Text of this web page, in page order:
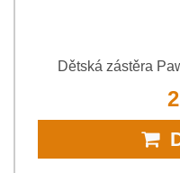
Dětská zástěra